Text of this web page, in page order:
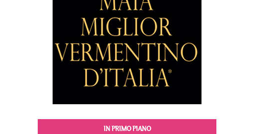
IN PRIMO PIANO